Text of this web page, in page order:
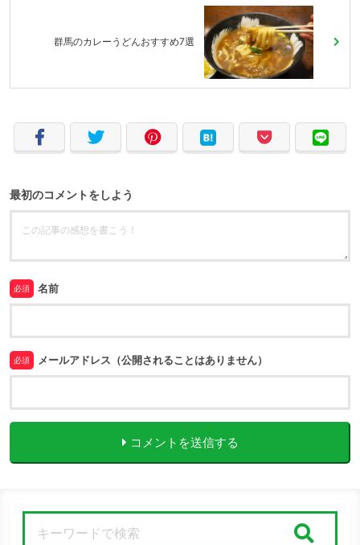
群馬のカレーうどんおすすめ7選
最初のコメントをしよう
必須 名前
必須 メールアドレス（公開されることはありません）
コメントを送信する